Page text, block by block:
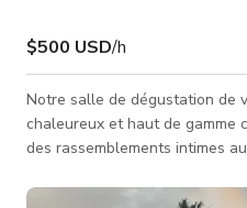
$500 USD/h
Notre salle de dégustation de
chaleureux et haut de gamme
des rassemblements intimes
performance professionnelle